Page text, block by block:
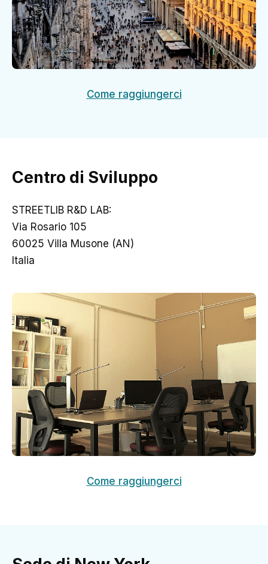
Come raggiungerci
Centro di Sviluppo
STREETLIB R&D LAB:
Via Rosario 105
60025 Villa Musone (AN)
Italia
Come raggiungerci